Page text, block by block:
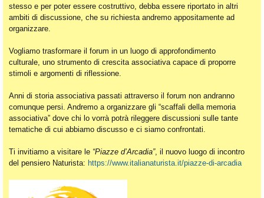
stesso e per poter essere costruttivo, debba essere riportato in altri
ambiti di discussione, che su richiesta andremo appositamente ad
organizzare.
Vogliamo trasformare il forum in un luogo di approfondimento
culturale, uno strumento di crescita associativa capace di proporre
stimoli e argomenti di riflessione.
Anni di storia associativa passati attraverso il forum non andranno
comunque persi. Andremo a organizzare gli “scaffali della memoria
associativa” dove chi lo vorrà potrà rileggere discussioni sulle tante
tematiche di cui abbiamo discusso e ci siamo confrontati.
Ti invitiamo a visitare le “Piazze d’Arcadia”, il nuovo luogo di incontro
del pensiero Naturista: https://www.italianaturista.it/piazze-di-arcadia